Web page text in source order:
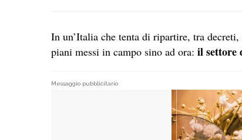
In un’Italia che tenta di ripartire, tra
piani messi in campo sino ad ora: il settore
Messaggio pubblicitario